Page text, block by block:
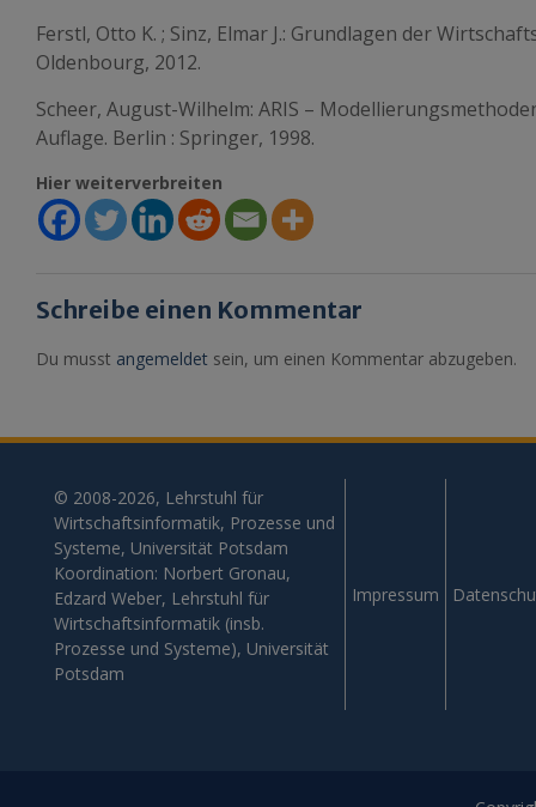
Ferstl, Otto K. ; Sinz, Elmar J.: Grundlagen der
Oldenbourg, 2012.
Scheer, August-Wilhelm: ARIS –
Auflage. Berlin : Springer, 1998.
Hier weiterverbreiten
Schreibe einen Kommentar
Du musst angemeldet sein, um einen Kommentar abzugeben.
© 2008-2026, Lehrstuhl für
Wirtschaftsinformatik, Prozesse und
Systeme, Universität Potsdam
Koordination: Norbert Gronau,
Edzard Weber, Lehrstuhl für
Wirtschaftsinformatik (insb.
Prozesse und Systeme), Universität
Potsdam
Impressum